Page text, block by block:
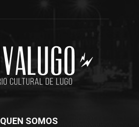
QUEN SOMOS